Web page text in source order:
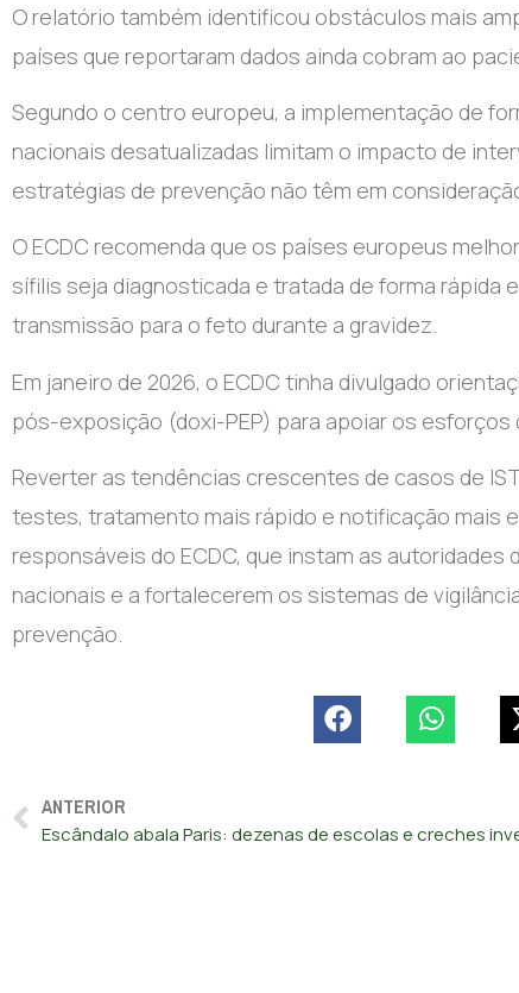
O relatório também identificou obstáculos mais
países que reportaram dados ainda cobram ao
Segundo o centro europeu, a implementação de
nacionais desatualizadas limitam o impacto de
estratégias de prevenção não têm em
O ECDC recomenda que os países europeus
sífilis seja diagnosticada e tratada de forma rápida
transmissão para o feto durante a gravidez.
Em janeiro de 2026, o ECDC tinha divulgado
pós-exposição (doxi-PEP) para apoiar os esforços
Reverter as tendências crescentes de casos de
testes, tratamento mais rápido e notificação mais
responsáveis do ECDC, que instam as
nacionais e a fortalecerem os sistemas de
prevenção.
ANTERIOR